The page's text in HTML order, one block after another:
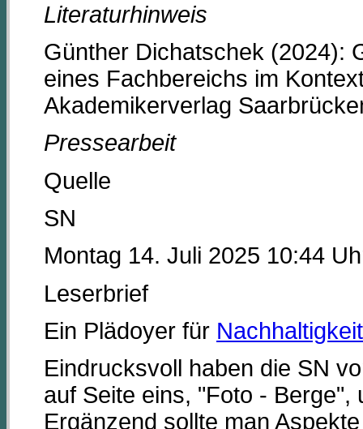
Literaturhinweis
Günther Dichatschek (2024):
eines Fachbereichs im
Akademikerverlag
Pressearbeit
Quelle
SN
Montag 14. Juli 2025 10:44
Leserbrief
Ein Plädoyer für Nachhaltigkeit
Eindrucksvoll haben die SN
auf Seite eins, "Foto -
Ergänzend sollte man